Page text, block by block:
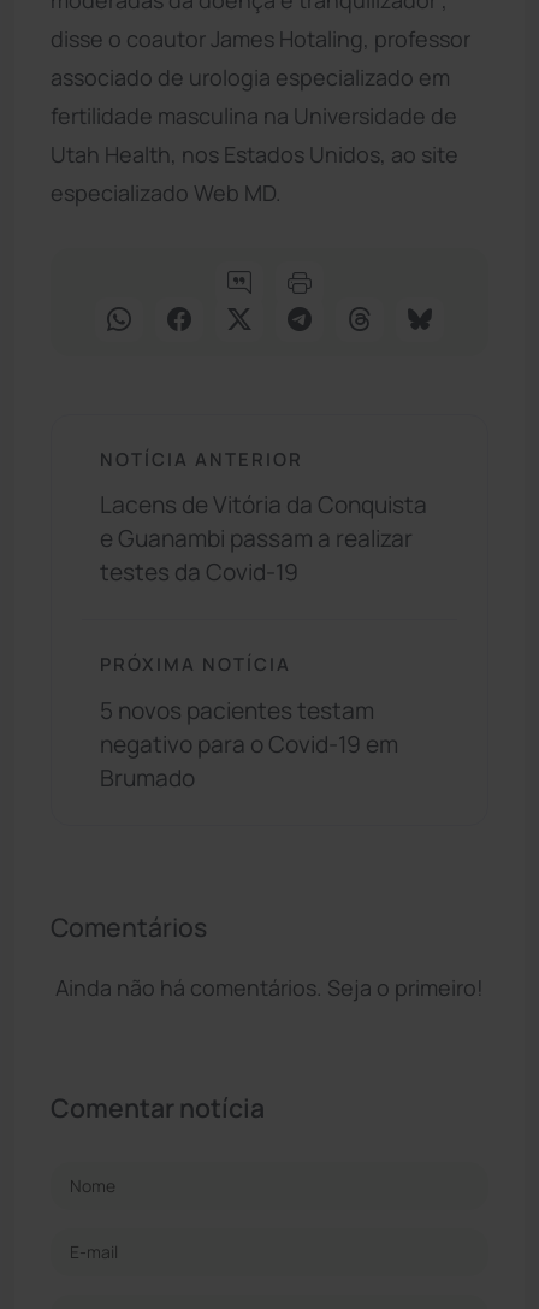
disse o coautor James Hotaling, professor
associado de urologia especializado em
fertilidade masculina na Universidade de
Utah Health, nos Estados Unidos, ao site
especializado Web MD.
NOTÍCIA ANTERIOR
Lacens de Vitória da Conquista
e Guanambi passam a realizar
testes da Covid-19
PRÓXIMA NOTÍCIA
5 novos pacientes testam
negativo para o Covid-19 em
Brumado
Comentários
Ainda não há comentários. Seja o primeiro!
Comentar notícia